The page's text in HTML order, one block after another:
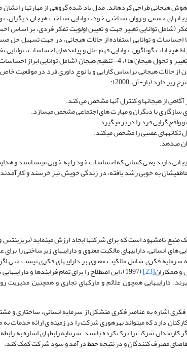
جسمی و روان شناختی خود، توانایی شناخت هیجان دیگران،
2- تسهیل هیجانی تفکر (شامل توانایی تغییر جهت و تعیین اولویت تفکر فردی،
هیجانات گوناگون، توانایی فهم علل و پیامدهای احساسات،
متناقض، توانایی شناسایی و پیش بینی احتمال تغییر و تحول هیجان
از حالات هیجانی براساس کارایی و یا نوع داوری فرد در موقعیت
از هیجان­ها و کنترل آنها مشخص می کند.
سازگاری با دیگران و مهارت های اجتماعی مشخص می­سازد.
گرایی فرد را در بر می­گیرد.
تکانه­های عصبی را مشخص می­کند.
می­دهد.
دارند یعنی کسانی که احساسات خود را به خوبی می­شناسند و
به خوبی رشد یافته، در زندگی خویش نیز خرسند و کارآمدند
های انسانی، دارایی­های مالکیت معنوی و دارایی­های زیرساختی را
که سرمایه فکری شامل مالکیت معنوی بر دارایی­های فکری نیست حتی
و همکاران[23] (1997)، این اصطلاح را برای تمام فرایندها و
دارایی­هایی همچون علائم و مارک­های تجاری و همچنین مدیریت
فکری اشاره به عناصر فکری متشکل از سرمایه انسانی، ساختاری
کارکنان دارد که می­تواند بهره­وری شرکت را در زمینه ی ارائه
شرکت را ترک کرده باشند. سرمایه رابطه­ای اشاره به
مصرف کنندگان و در نتیجه حفظ درآمد و سود شرکت کمک کند.